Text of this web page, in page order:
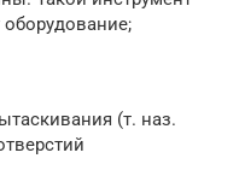
оборудование;
(т. наз.